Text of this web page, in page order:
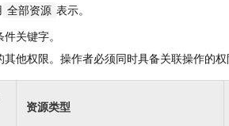
全部资源 表示。
关键字。
他权限。操作者必须同时具备关联操作的权
资源类型